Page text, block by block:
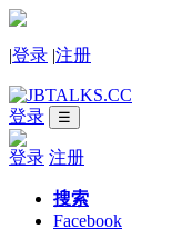
|登录 |注册
登录 ☰
登录 注册
搜索
Facebook